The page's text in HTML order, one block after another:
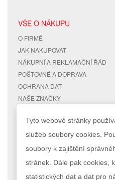
VŠE O NÁKUPU
O FIRMĚ
JAK NAKUPOVAT
NÁKUPNÍ A REKLAMAČNÍ ŘÁD
POŠTOVNÉ A DOPRAVA
OCHRANA DAT
NAŠE ZNAČKY
RYCHLÉ ODKAZY
MAPA STRÁNEK
VYHLEDÁVANÉ TERMÍNY
POKROČILÉ VYHLEDÁVÁNÍ
Tyto webové stránky
služeb soubory cookies.
soubory k zajištění
stránek. Dále pak cookies,
statistických dat a dat pro